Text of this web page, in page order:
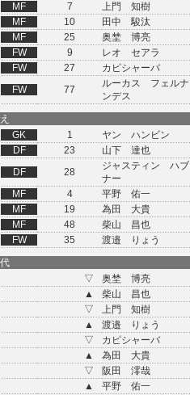
MF
7
上門 知樹
MF
10
田中 駿汰
MF
25
奥埜 博亮
FW
9
レオ セアラ
FW
27
カピシャーバ
FW
77
ルーカス フェルナ
ンデス
GK
1
ヤン ハンビン
DF
23
山下 達也
DF
28
ジャスティン ハブ
ナー
MF
4
平野 佑一
MF
19
為田 大貴
MF
48
柴山 昌也
FW
35
渡邉 りょう
▽
奥埜 博亮
▲
柴山 昌也
▽
上門 知樹
▲
渡邉 りょう
▽
カピシャーバ
▲
為田 大貴
▽
阪田 澪哉
▲
平野 佑一